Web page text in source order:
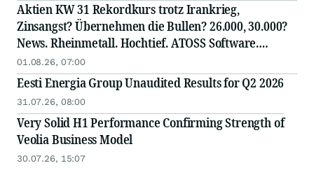
Aktien KW 31 Rekordkurs trotz Irankrieg,
Zinsangst? Übernehmen die Bullen? 26.000, 30.000?
News. Rheinmetall. Hochtief. ATOSS Software.
Mutares. STEYR. Gerresheimer. Villeroy&Boch. IVU.
Bechtle. Drägerwerk. Teamviewer. Mercedes. AMG.
Krones. Nemetschek. R
01.08.26, 07:00
Eesti Energia Group Unaudited Results for Q2 2026
31.07.26, 08:00
Very Solid H1 Performance Confirming Strength of
Veolia Business Model
30.07.26, 15:07